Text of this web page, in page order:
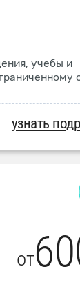
учебы и
узнать
от